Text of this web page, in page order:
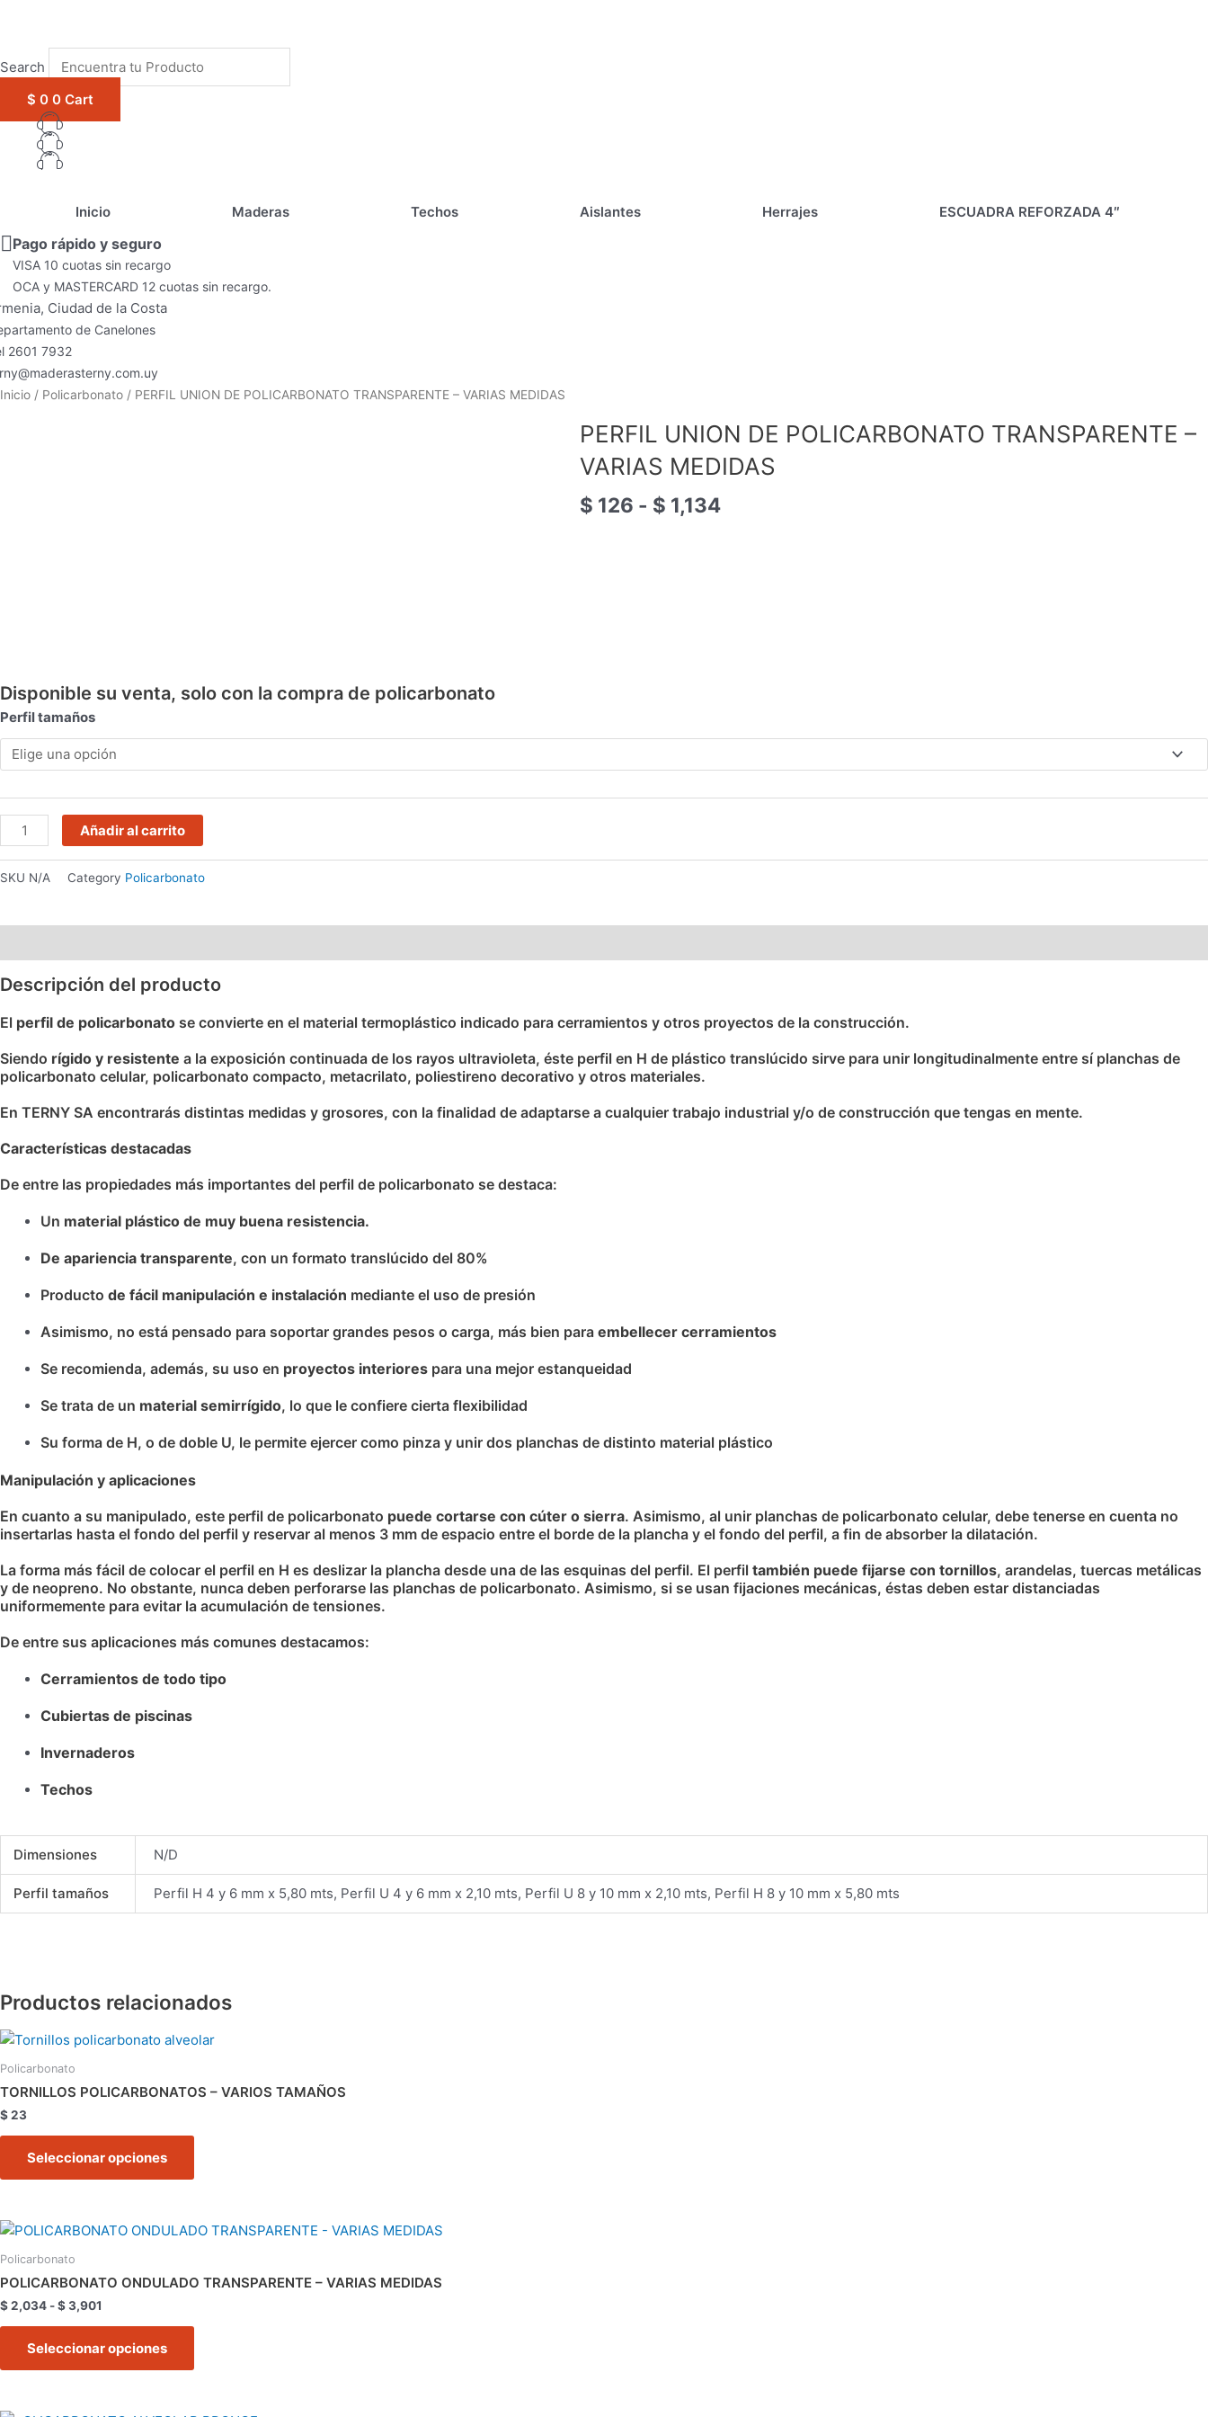
contenido
Search
$ 0 0 Cart
Inicio Maderas Techos Aislantes Herrajes ESCUADRA REFORZADA 4″
Pago rápido y seguro
VISA 10 cuotas sin recargo
OCA y MASTERCARD 12 cuotas sin recargo.
Ciudad de la Costa
de Canelones
2601 7932
Inicio / Policarbonato / PERFIL UNION DE POLICARBONATO TRANSPARENTE – VARIAS MEDIDAS
PERFIL UNION DE POLICARBONATO TRANSPARENTE –
VARIAS MEDIDAS
$ 126 - $ 1,134
precios:
desde
$ 126
hasta
Disponible su venta, solo con la compra de policarbonato
Perfil tamaños
PERFIL
Añadir al carrito
SKU N/A Category Policarbonato
Descripción del producto
El perfil de policarbonato se convierte en el material termoplástico indicado para cerramientos y otros proyectos de la construcción.
Siendo rígido y resistente a la exposición continuada de los rayos ultravioleta, éste perfil en H de plástico translúcido sirve para unir longitudinalmente entre sí planchas de
policarbonato celular, policarbonato compacto, metacrilato, poliestireno decorativo y otros materiales.
En TERNY SA encontrarás distintas medidas y grosores, con la finalidad de adaptarse a cualquier trabajo industrial y/o de construcción que tengas en mente.
Características destacadas
De entre las propiedades más importantes del perfil de policarbonato se destaca:
Un material plástico de muy buena resistencia.
De apariencia transparente, con un formato translúcido del 80%
Producto de fácil manipulación e instalación mediante el uso de presión
Asimismo, no está pensado para soportar grandes pesos o carga, más bien para embellecer cerramientos
Se recomienda, además, su uso en proyectos interiores para una mejor estanqueidad
Se trata de un material semirrígido, lo que le confiere cierta flexibilidad
Su forma de H, o de doble U, le permite ejercer como pinza y unir dos planchas de distinto material plástico
Manipulación y aplicaciones
En cuanto a su manipulado, este perfil de policarbonato puede cortarse con cúter o sierra. Asimismo, al unir planchas de policarbonato celular, debe tenerse en cuenta no
insertarlas hasta el fondo del perfil y reservar al menos 3 mm de espacio entre el borde de la plancha y el fondo del perfil, a fin de absorber la dilatación.
La forma más fácil de colocar el perfil en H es deslizar la plancha desde una de las esquinas del perfil. El perfil también puede fijarse con tornillos, arandelas, tuercas metálicas
y de neopreno. No obstante, nunca deben perforarse las planchas de policarbonato. Asimismo, si se usan fijaciones mecánicas, éstas deben estar distanciadas
uniformemente para evitar la acumulación de tensiones.
De entre sus aplicaciones más comunes destacamos:
Cerramientos de todo tipo
Cubiertas de piscinas
Invernaderos
Techos
Dimensiones N/D
Perfil tamaños Perfil H 4 y 6 mm x 5,80 mts, Perfil U 4 y 6 mm x 2,10 mts, Perfil U 8 y 10 mm x 2,10 mts, Perfil H 8 y 10 mm x 5,80 mts
Productos relacionados
Policarbonato
TORNILLOS POLICARBONATOS – VARIOS TAMAÑOS
$23
Seleccionar opciones
Este
elegir
la
Policarbonato
POLICARBONATO ONDULADO TRANSPARENTE – VARIAS MEDIDAS
$2,034 -$3,901
Rango
$ 2,034
Seleccionar opciones
Este